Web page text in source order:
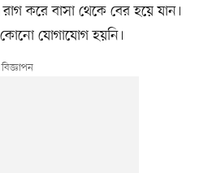
করে বাসা থেকে বের হয়ে যান।
যোগাযোগ হয়নি।